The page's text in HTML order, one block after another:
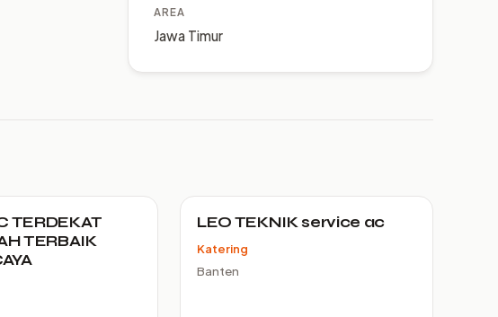
AREA
Jawa Timur
TERDEKAT
TERBAIK
LEO TEKNIK service ac
Katering
Banten